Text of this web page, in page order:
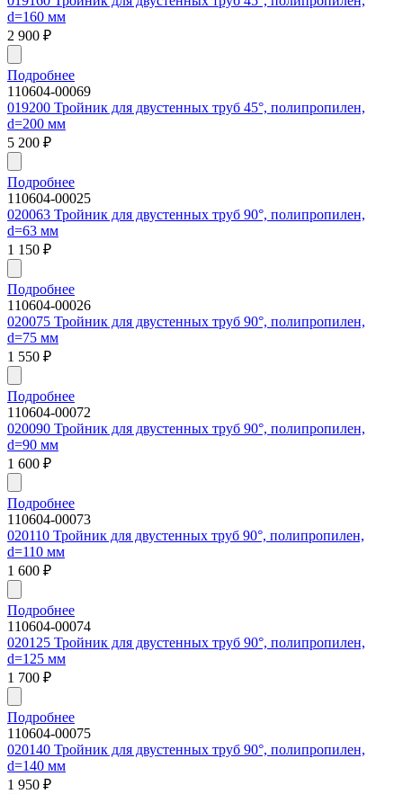
d=160 мм
2 900 ₽
Подробнее
110604-00069
019200 Тройник для двустенных труб 45°, полипропилен,
d=200 мм
5 200 ₽
Подробнее
110604-00025
020063 Тройник для двустенных труб 90°, полипропилен,
d=63 мм
1 150 ₽
Подробнее
110604-00026
020075 Тройник для двустенных труб 90°, полипропилен,
d=75 мм
1 550 ₽
Подробнее
110604-00072
020090 Тройник для двустенных труб 90°, полипропилен,
d=90 мм
1 600 ₽
Подробнее
110604-00073
020110 Тройник для двустенных труб 90°, полипропилен,
d=110 мм
1 600 ₽
Подробнее
110604-00074
020125 Тройник для двустенных труб 90°, полипропилен,
d=125 мм
1 700 ₽
Подробнее
110604-00075
020140 Тройник для двустенных труб 90°, полипропилен,
d=140 мм
1 950 ₽